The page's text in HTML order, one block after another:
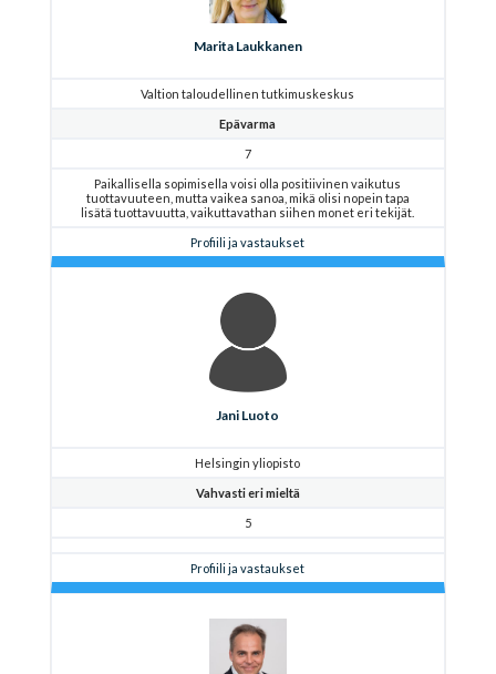
Marita Laukkanen
Valtion taloudellinen tutkimuskeskus
Epävarma
7
Paikallisella sopimisella voisi olla positiivinen vaikutus
tuottavuuteen, mutta vaikea sanoa, mikä olisi nopein tapa
lisätä tuottavuutta, vaikuttavathan siihen monet eri tekijät.
Profiili ja vastaukset
Jani Luoto
Helsingin yliopisto
Vahvasti eri mieltä
5
Profiili ja vastaukset